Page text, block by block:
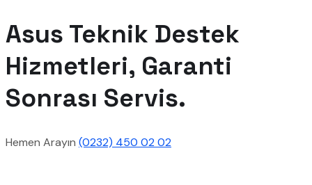
Asus Teknik Destek
Hizmetleri, Garanti
Sonrası Servis.
Hemen Arayın (0232) 450 02 02